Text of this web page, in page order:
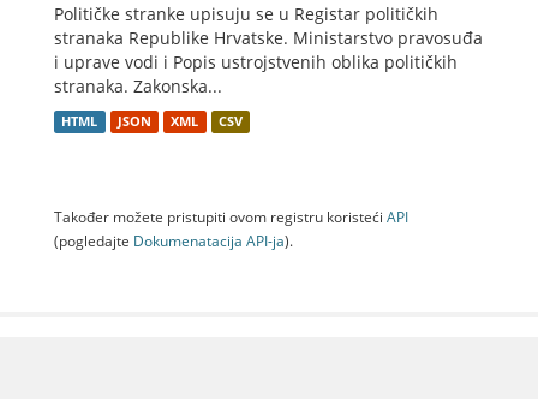
Političke stranke upisuju se u Registar političkih
stranaka Republike Hrvatske. Ministarstvo pravosuđa
i uprave vodi i Popis ustrojstvenih oblika političkih
stranaka. Zakonska...
HTML JSON XML CSV
Također možete pristupiti ovom registru koristeći API
(pogledajte Dokumenаtаcijа API-jа).